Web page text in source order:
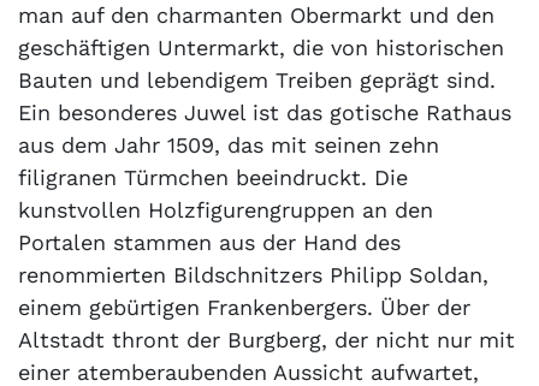
man auf den charmanten Obermarkt und den
geschäftigen Untermarkt, die von historischen
Bauten und lebendigem Treiben geprägt sind.
Ein besonderes Juwel ist das gotische Rathaus
aus dem Jahr 1509, das mit seinen zehn
filigranen Türmchen beeindruckt. Die
kunstvollen Holzfigurengruppen an den
Portalen stammen aus der Hand des
renommierten Bildschnitzers Philipp Soldan,
einem gebürtigen Frankenbergers. Über der
Altstadt thront der Burgberg, der nicht nur mit
einer atemberaubenden Aussicht aufwartet,